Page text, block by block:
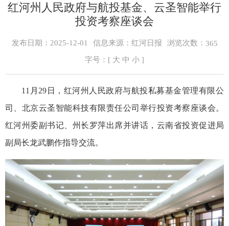
红河州人民政府与航投基金、云圣智能举行
投资考察座谈会
发布日期：2025-12-01 信息来源：红河日报 浏览次数： 365
字号：[ 大 中 小 ]
11月29日，红河州人民政府与航投私募基金管理有限公
司、北京云圣智能科技有限责任公司举行投资考察座谈会。
红河州委副书记、州长罗萍出席并讲话，云南省投资促进局
副局长龙武鹏作指导交流。